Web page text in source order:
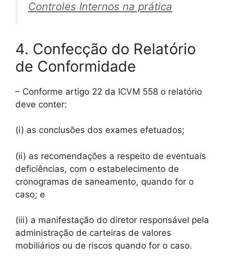
de
–
RCVM
21
Controles Internos na prática
4. Confecção do Relatório
de Conformidade
– Conforme artigo 22 da ICVM 558 o relatório
deve conter:
(i) as conclusões dos exames efetuados;
(ii) as recomendações a respeito de eventuais
deficiências, com o estabelecimento de
cronogramas de saneamento, quando for o
caso; e
(iii) a manifestação do diretor responsável pela
administração de carteiras de valores
mobiliários ou de riscos quando for o caso.